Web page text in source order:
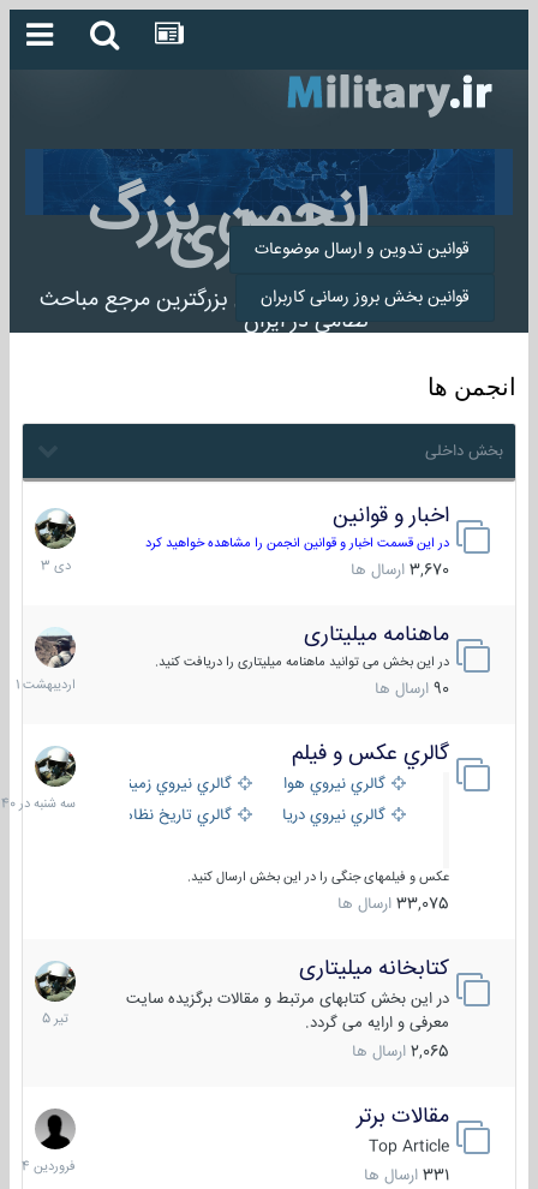
انجمن بزرگ
میلیتاری
انجمن میلیتاری بزرگترین مرجع مباحث
نظامی در ایران
قوانین تدوین و ارسال موضوعات
قوانین بخش بروز رسانی کاربران
انجمن ها
بخش داخلی
اخبار و قوانین
در این قسمت اخبار و قوانین انجمن را مشاهده خواهید کرد
3,670 ارسال ها
22
دی
1403
ماهنامه میلیتاری
در این بخش می توانید ماهنامه میلیتاری را دریافت کنید.
90 ارسال ها
30
1401
گالري عكس و فيلم
گالري نيروي هوايي
گالري نيروي زميني
گالري نيروي دريايي
گالري تاریخ نظامی
عکس و فیلمهای جنگی را در این بخش ارسال کنید.
33,075 ارسال ها
سه
شنبه
در
کتابخانه میلیتاری
در این بخش کتابهای مرتبط و مقالات برگزیده سایت
معرفی و ارایه می گردد.
2,065 ارسال ها
16
تیر
1405
مقالات برتر
Top Article
331 ارسال ها
29
فروردین
1404